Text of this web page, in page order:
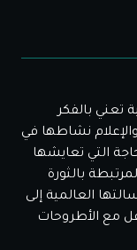
تعني بالفكر
والإعلام نشاطها في
الحاجة التي تعايشها
بالثورة
العالمية إلى
مع الأطروحات